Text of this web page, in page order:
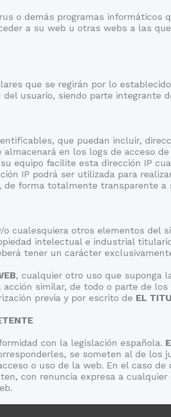
o demás programas informáticos
a su web u otras webs a las
que se regirán por lo
usuario, siendo parte integrante
que puedan incluir,
en los logs de acceso
equipo facilite esta dirección IP
IP podrá ser utilizada para
forma totalmente transparente a
cualesquiera otros elementos del
intelectual e industrial
tener un carácter
, cualquier otro uso que suponga
similar, de todo o parte de
previa y por escrito de EL
con la legislación española.
se someten al de los
o uso de la web. En el caso
con renuncia expresa a